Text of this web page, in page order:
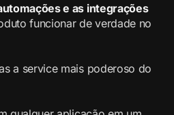
e as integrações
funcionar de verdade no
a service mais poderoso do